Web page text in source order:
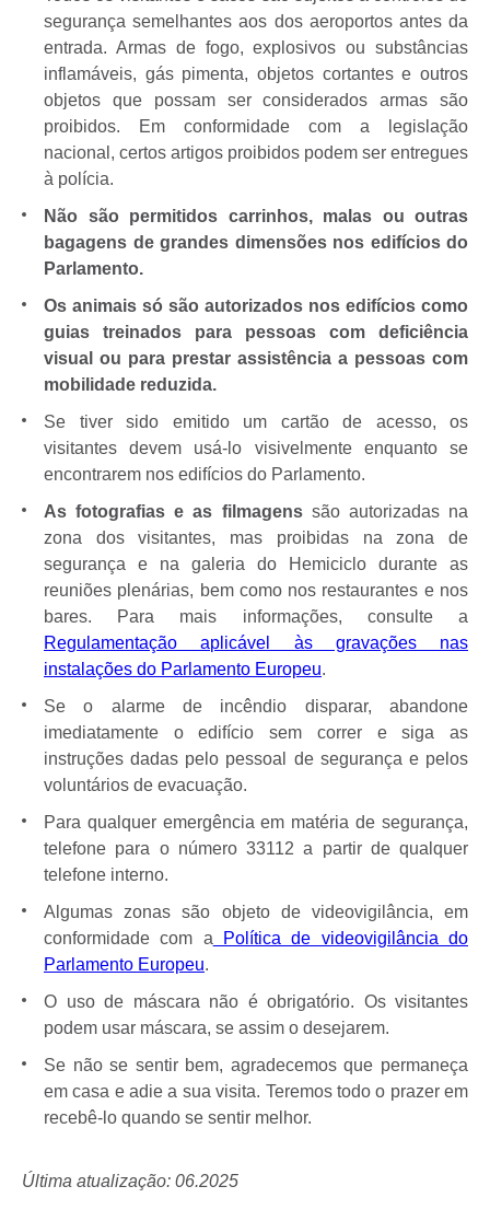
segurança semelhantes aos dos aeroportos antes da
entrada. Armas de fogo, explosivos ou substâncias
inflamáveis, gás pimenta, objetos cortantes e outros
objetos que possam ser considerados armas são
proibidos. Em conformidade com a legislação
nacional, certos artigos proibidos podem ser entregues
à polícia.
Não são permitidos carrinhos, malas ou outras
bagagens de grandes dimensões nos edifícios do
Parlamento.
Os animais só são autorizados nos edifícios como
guias treinados para pessoas com deficiência
visual ou para prestar assistência a pessoas com
mobilidade reduzida.
Se tiver sido emitido um cartão de acesso, os
visitantes devem usá-lo visivelmente enquanto se
encontrarem nos edifícios do Parlamento.
As fotografias e as filmagenssão autorizadas na
zona dos visitantes, mas proibidas na zona de
segurança e na galeria do Hemiciclo durante as
reuniões plenárias, bem como nos restaurantes e nos
bares. Para mais informações, consulte a
Regulamentação aplicável às gravações nas
instalações do Parlamento Europeu.
Se o alarme de incêndio disparar, abandone
imediatamente o edifício sem correr e siga as
instruções dadas pelo pessoal de segurança e pelos
voluntários de evacuação.
Para qualquer emergência em matéria de segurança,
telefone para o número 33112 a partir de qualquer
telefone interno.
Algumas zonas são objeto de videovigilância, em
conformidade com a Política de videovigilância do
Parlamento Europeu.
O uso de máscara não é obrigatório. Os visitantes
podem usar máscara, se assim o desejarem.
Se não se sentir bem, agradecemos que permaneça
em casa e adie a sua visita. Teremos todo o prazer em
recebê-lo quando se sentir melhor.
Última atualização: 06.2025